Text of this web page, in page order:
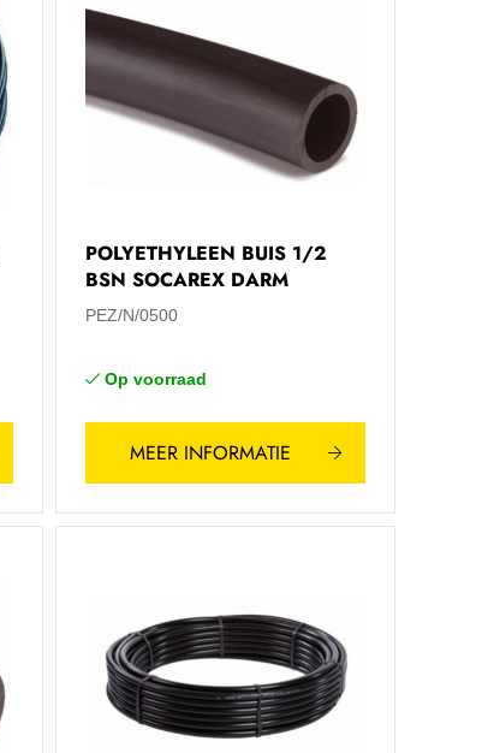
POLYETHYLEEN BUIS 1/2
BSN SOCAREX DARM
PEZ/N/0500
Op voorraad
MEER INFORMATIE